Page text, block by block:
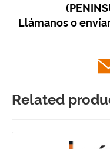
Llámanos o
Related